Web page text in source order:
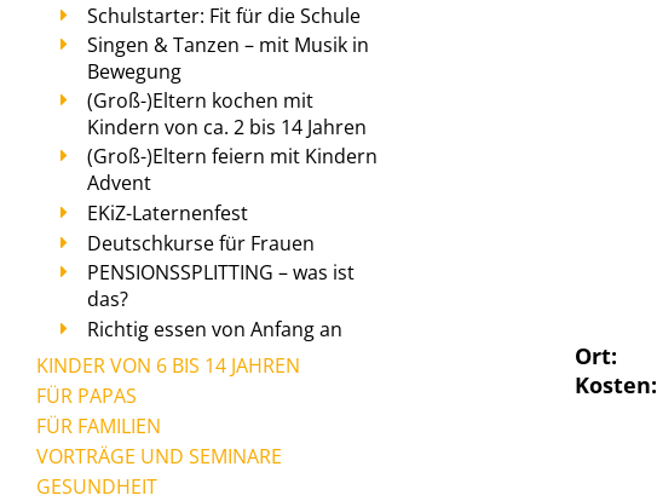
Schulstarter: Fit für die Schule
Singen & Tanzen – mit Musik in
Bewegung
(Groß-)Eltern kochen mit
Kindern von ca. 2 bis 14 Jahren
(Groß-)Eltern feiern mit Kindern
Advent
EKiZ-Laternenfest
Deutschkurse für Frauen
PENSIONSSPLITTING – was ist
das?
Richtig essen von Anfang an
KINDER VON 6 BIS 14 JAHREN
FÜR PAPAS
FÜR FAMILIEN
VORTRÄGE UND SEMINARE
GESUNDHEIT
Ort:
Kosten: